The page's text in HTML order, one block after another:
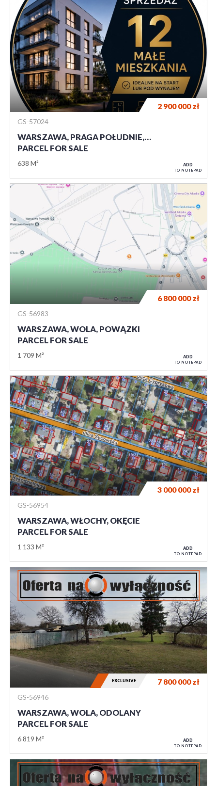
GS-57024
WARSZAWA, PRAGA POŁUDNIE,…
PARCEL FOR SALE
638 M²
2 900 000zł
ADD
TO NOTEPAD
GS-56983
WARSZAWA, WOLA, POWĄZKI
PARCEL FOR SALE
1 709 M²
6 800 000zł
ADD
TO NOTEPAD
GS-56954
WARSZAWA, WŁOCHY, OKĘCIE
PARCEL FOR SALE
1 133 M²
3 000 000zł
ADD
TO NOTEPAD
GS-56946
WARSZAWA, WOLA, ODOLANY
PARCEL FOR SALE
6 819 M²
7 800 000zł
EXCLUSIVE
ADD
TO NOTEPAD